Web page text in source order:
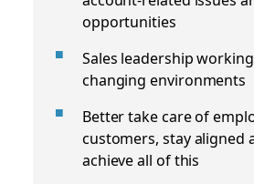
opportunities
Sales leadership
changing environments
Better take care of
customers, stay aligned
achieve all of this